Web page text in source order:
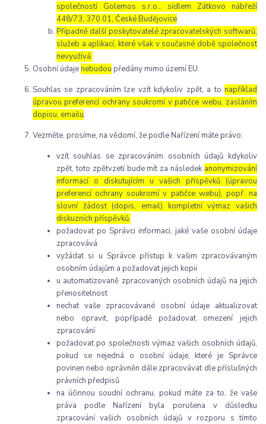
společností Golemos s.r.o., sídlem Zátkovo nábřeží
448/73, 370 01, České Budějovice
Případně další poskytovatelé zpracovatelských softwarů,
služeb a aplikací, které však v současné době společnost
nevyužívá.
Osobní údaje nebudou předány mimo území EU.
Souhlas se zpracováním lze vzít kdykoliv zpět, a to například
úpravou preferencí ochrany soukromí v patičce webu, zasláním
dopisu, emailu.
Vezměte, prosíme, na vědomí, že podle Nařízení máte právo:
vzít souhlas se zpracováním osobních údajů kdykoliv
zpět, toto zpětvzetí bude mít za následek anonymizování
informací o diskutujícím u vašich příspěvků (úpravou
preferencí ochrany soukromí v patičce webu), popř. na
slovní žádost (dopis, email) kompletní výmaz vašich
diskuzních příspěvků.
požadovat po Správci informaci, jaké vaše osobní údaje
zpracovává
vyžádat si u Správce přístup k vašim zpracovávaným
osobním údajům a požadovat jejich kopii
u automatizovaně zpracovaných osobních údajů na jejich
přenositelnost
nechat vaše zpracovávané osobní údaje aktualizovat
nebo opravit, popřípadě požadovat omezení jejich
zpracování
požadovat po společnosti výmaz vašich osobních údajů,
pokud se nejedná o osobní údaje, které je Správce
povinen nebo oprávněn dále zpracovávat dle příslušných
právních předpisů
na účinnou soudní ochranu, pokud máte za to, že vaše
práva podle Nařízení byla porušena v důsledku
zpracování vašich osobních údajů v rozporu s tímto